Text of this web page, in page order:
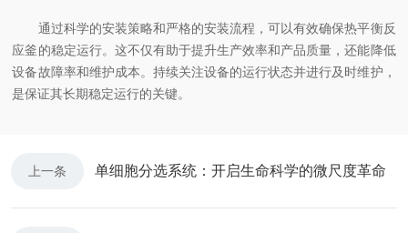
通过科学的安装策略和严格的安装流程，可以有效确保热平衡反
应釜的稳定运行。这不仅有助于提升生产效率和产品质量，还能降低
设备故障率和维护成本。持续关注设备的运行状态并进行及时维护，
是保证其长期稳定运行的关键。
上一条 单细胞分选系统：开启生命科学的微尺度革命